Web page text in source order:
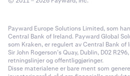
Payward Europe Solutions Limited, som
Central Bank of Ireland. Payward Global
som Kraken, er regulert av Central Bank
Sir John Rogerson’s Quay, Dublin, D02
retningslinjer og offentliggjøringer.
Disse materialene er bare ment som